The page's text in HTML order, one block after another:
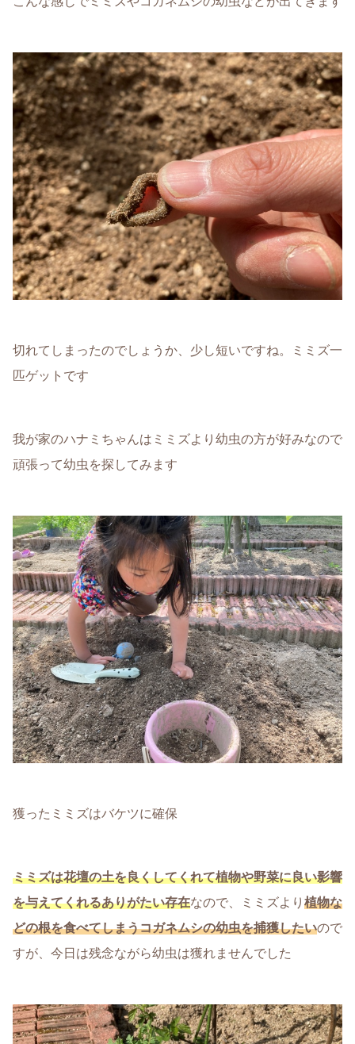
切れてしまったのでしょうか、少し短いですね。ミミズ一
匹ゲットです
我が家のハナミちゃんはミミズより幼虫の方が好みなので
頑張って幼虫を探してみます
獲ったミミズはバケツに確保
ミミズは花壇の土を良くしてくれて植物や野菜に良い影響
を与えてくれるありがたい存在なので、ミミズより 植物な
どの根を食べてしまうコガネムシの幼虫を捕獲したいので
すが、今日は残念ながら幼虫は獲れませんでした